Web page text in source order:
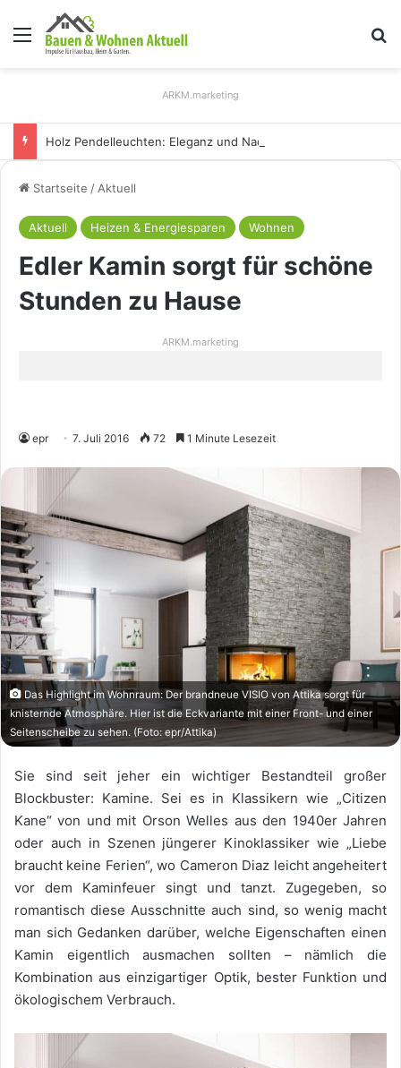
Menü
ARKM.marketing
Startseite / Aktuell
Aktuell Heizen & Energiesparen Wohnen
Edler Kamin sorgt für schöne
Stunden zu Hause
ARKM.marketing
epr 7. Juli 2016 72 1 Minute Lesezeit
Das Highlight im Wohnraum: Der brandneue VISIO von Attika sorgt für
knisternde Atmosphäre. Hier ist die Eckvariante mit einer Front- und einer
Seitenscheibe zu sehen. (Foto: epr/Attika)
Sie sind seit jeher ein wichtiger Bestandteil großer
Blockbuster: Kamine. Sei es in Klassikern wie „Citizen
Kane“ von und mit Orson Welles aus den 1940er Jahren
oder auch in Szenen jüngerer Kinoklassiker wie „Liebe
braucht keine Ferien“, wo Cameron Diaz leicht angeheitert
vor dem Kaminfeuer singt und tanzt. Zugegeben, so
romantisch diese Ausschnitte auch sind, so wenig macht
man sich Gedanken darüber, welche Eigenschaften einen
Kamin eigentlich ausmachen sollten – nämlich die
Kombination aus einzigartiger Optik, bester Funktion und
ökologischem Verbrauch.